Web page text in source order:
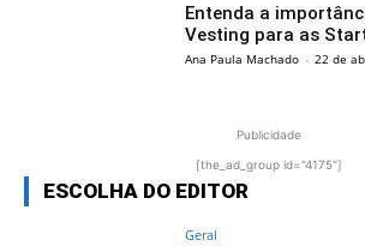
Entenda a
Vesting para as
Ana Paula Machado - 22 de
Publicidade
[the_ad_group id="4175"]
ESCOLHA DO EDITOR
Geral